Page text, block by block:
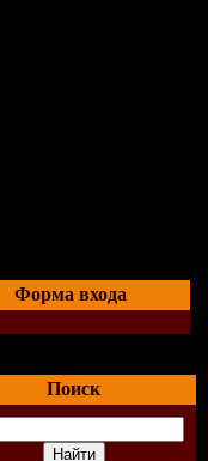
Форма входа
Поиск